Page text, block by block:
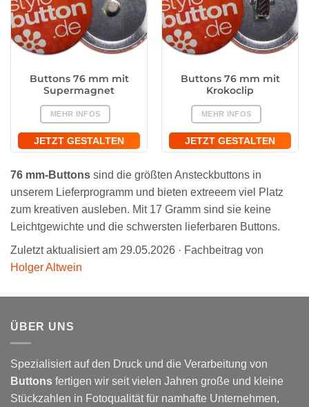
Buttons 76 mm mit
Supermagnet
MEHR INFOS
JETZT GESTALTEN
Buttons 76 mm mit
Krokoclip
MEHR INFOS
JETZT GESTALTEN
76 mm-Buttons sind die größten Ansteckbuttons in
unserem Lieferprogramm und bieten extreeem viel Platz
zum kreativen ausleben. Mit 17 Gramm sind sie keine
Leichtgewichte und die schwersten lieferbaren Buttons.
Zuletzt aktualisiert am 29.05.2026 · Fachbeitrag von
Holger Altwein
ÜBER UNS
Spezialisiert auf den Druck und die Verarbeitung von
Buttons fertigen wir seit vielen Jahren große und kleine
Stückzahlen in Fotoqualität für namhafte Unternehmen,